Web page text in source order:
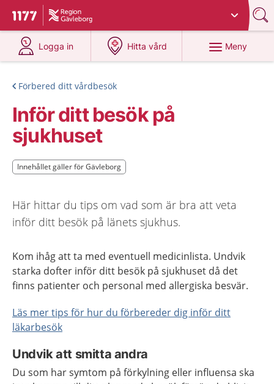
Till startsidan för 1177
Du har valt region
Logga in
på 1177.se
Hitta vård
på 1177.se
Meny
Förbered ditt vårdbesök
Inför ditt besök på
sjukhuset
Innehållet gäller för Gävleborg
Innehållet gäller för Gävleborg
Här hittar du tips om vad som är bra att veta
inför ditt besök på länets sjukhus.
Kom ihåg att ta med eventuell medicinlista. Undvik
starka dofter inför ditt besök på sjukhuset då det
finns patienter och personal med allergiska besvär.
Läs mer tips för hur du förbereder dig inför ditt
läkarbesök
Undvik att smitta andra
Du som har symtom på förkylning eller influensa ska